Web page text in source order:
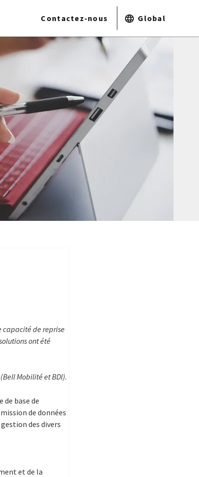
Contactez-nous Global
capacité de reprise
ont été
Mobilité et BDI).
base de
de données
des divers
et de la